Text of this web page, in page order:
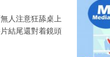
人注意狂舔桌上
結尾還對着鏡頭